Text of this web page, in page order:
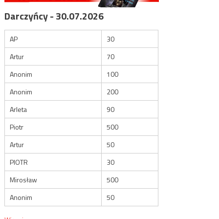
Darczyńcy - 30.07.2026
AP
30
Artur
70
Anonim
100
Anonim
200
Arleta
90
Piotr
500
Artur
50
PIOTR
30
Mirosław
500
Anonim
50